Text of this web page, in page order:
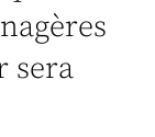
sera